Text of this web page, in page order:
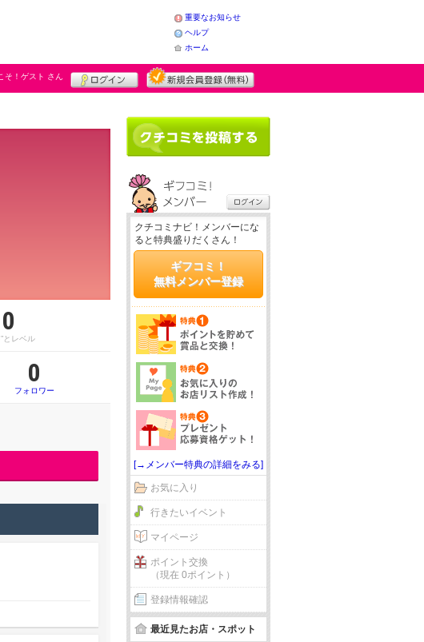
重要なお知らせ
ヘルプ
ホーム
そ！ ゲスト さん
0
とレベル
0
フォロワー
クチコミナビ！メンバーにな
ると特典盛りだくさん！
ギフコミ！
無料メンバー登録
[→メンバー特典の詳細をみる]
お気に入り
行きたいイベント
マイページ
ポイント交換
（現在 0ポイント）
登録情報確認
最近見たお店・スポット